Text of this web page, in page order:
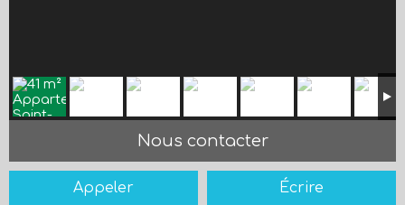
Nous contacter
Appeler Écrire